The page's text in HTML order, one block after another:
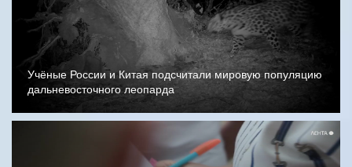
Учёные России и Китая подсчитали мировую популяцию
дальневосточного леопарда